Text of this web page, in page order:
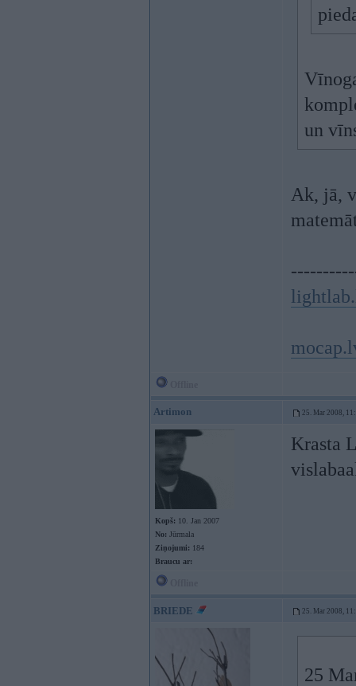
un
Ak, jā,
Artimon 25. Mar 2008,
Kopš: 10. Jan 2007
No: Jūrmala
Ziņojumi: 184
Braucu ar:
Krasta
BRIEDE 25. Mar 2008,
25